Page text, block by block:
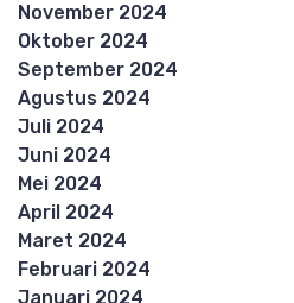
November 2024
Oktober 2024
September 2024
Agustus 2024
Juli 2024
Juni 2024
Mei 2024
April 2024
Maret 2024
Februari 2024
Januari 2024